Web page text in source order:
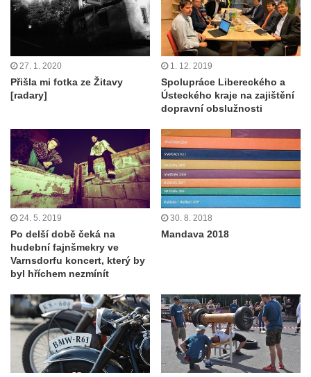
27. 1. 2020
Přišla mi fotka ze Žitavy
[radary]
1. 12. 2019
Spolupráce Libereckého a
Ústeckého kraje na zajištění
dopravní obslužnosti
24. 5. 2019
Po delší době čeká na
hudební fajnšmekry ve
Varnsdorfu koncert, který by
byl hříchem nezmínít
30. 8. 2018
Mandava 2018